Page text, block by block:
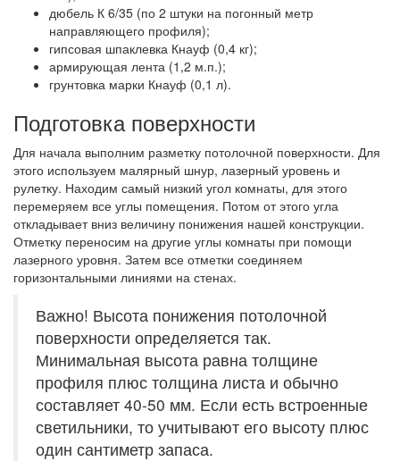
дюбель К 6/35 (по 2 штуки на погонный метр
направляющего профиля);
гипсовая шпаклевка Кнауф (0,4 кг);
армирующая лента (1,2 м.п.);
грунтовка марки Кнауф (0,1 л).
Подготовка поверхности
Для начала выполним разметку потолочной поверхности. Для
этого используем малярный шнур, лазерный уровень и
рулетку. Находим самый низкий угол комнаты, для этого
перемеряем все углы помещения. Потом от этого угла
откладывает вниз величину понижения нашей конструкции.
Отметку переносим на другие углы комнаты при помощи
лазерного уровня. Затем все отметки соединяем
горизонтальными линиями на стенах.
Важно! Высота понижения потолочной
поверхности определяется так.
Минимальная высота равна толщине
профиля плюс толщина листа и обычно
составляет 40-50 мм. Если есть встроенные
светильники, то учитывают его высоту плюс
один сантиметр запаса.